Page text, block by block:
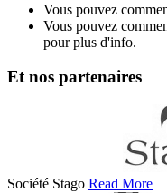
Vous pouvez
Vous pouvez
pour plus d'info.
Et nos partenaires
Société Stago Read More